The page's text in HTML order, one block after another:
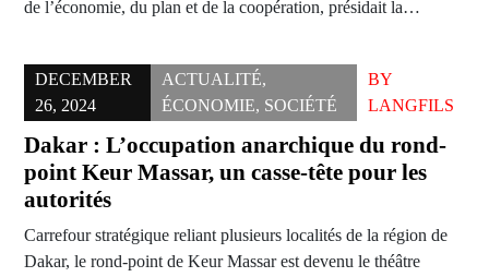
de l’économie, du plan et de la coopération, présidait la…
DECEMBER
26, 2024
ACTUALITÉ,
ÉCONOMIE, SOCIÉTÉ
BY
LANGFILS
Dakar : L’occupation anarchique du rond-
point Keur Massar, un casse-tête pour les
autorités
Carrefour stratégique reliant plusieurs localités de la région de
Dakar, le rond-point de Keur Massar est devenu le théâtre